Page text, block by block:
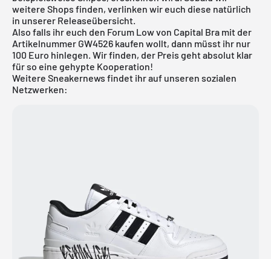
weitere Shops finden, verlinken wir euch diese natürlich
in unserer Releaseübersicht.
Also falls ihr euch den Forum Low von Capital Bra mit der
Artikelnummer GW4526 kaufen wollt, dann müsst ihr nur
100 Euro hinlegen. Wir finden, der Preis geht absolut klar
für so eine gehypte Kooperation!
Weitere Sneakernews findet ihr auf unseren sozialen
Netzwerken: